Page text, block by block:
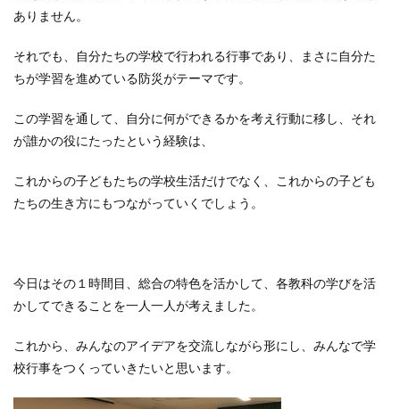
ありません。
それでも、自分たちの学校で行われる行事であり、まさに自分た
ちが学習を進めている防災がテーマです。
この学習を通して、自分に何ができるかを考え行動に移し、それ
が誰かの役にたったという経験は、
これからの子どもたちの学校生活だけでなく、これからの子ども
たちの生き方にもつながっていくでしょう。
今日はその１時間目、総合の特色を活かして、各教科の学びを活
かしてできることを一人一人が考えました。
これから、みんなのアイデアを交流しながら形にし、みんなで学
校行事をつくっていきたいと思います。